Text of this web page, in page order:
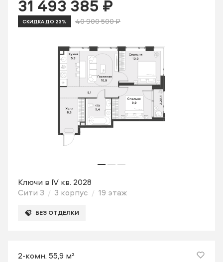
31 493 385 ₽
СКИДКА ДО 23% 40 900 500 ₽
Ключи в IV кв. 2028
Сити 3
3 корпус 19 этаж
БЕЗ ОТДЕЛКИ
2-комн. 55,9 м²